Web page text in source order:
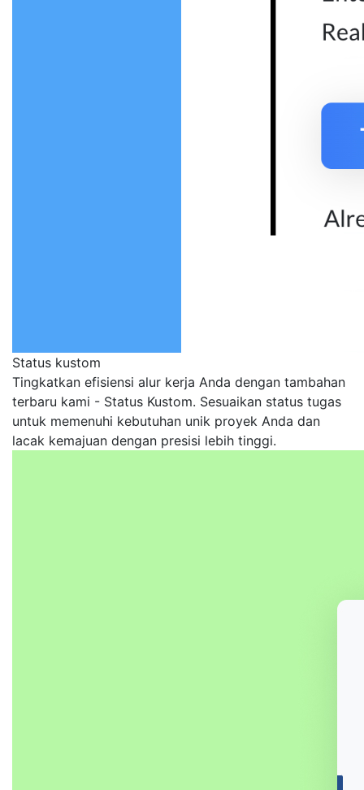
Status kustom
Tingkatkan efisiensi alur kerja Anda dengan tambahan
terbaru kami - Status Kustom. Sesuaikan status tugas
untuk memenuhi kebutuhan unik proyek Anda dan
lacak kemajuan dengan presisi lebih tinggi.